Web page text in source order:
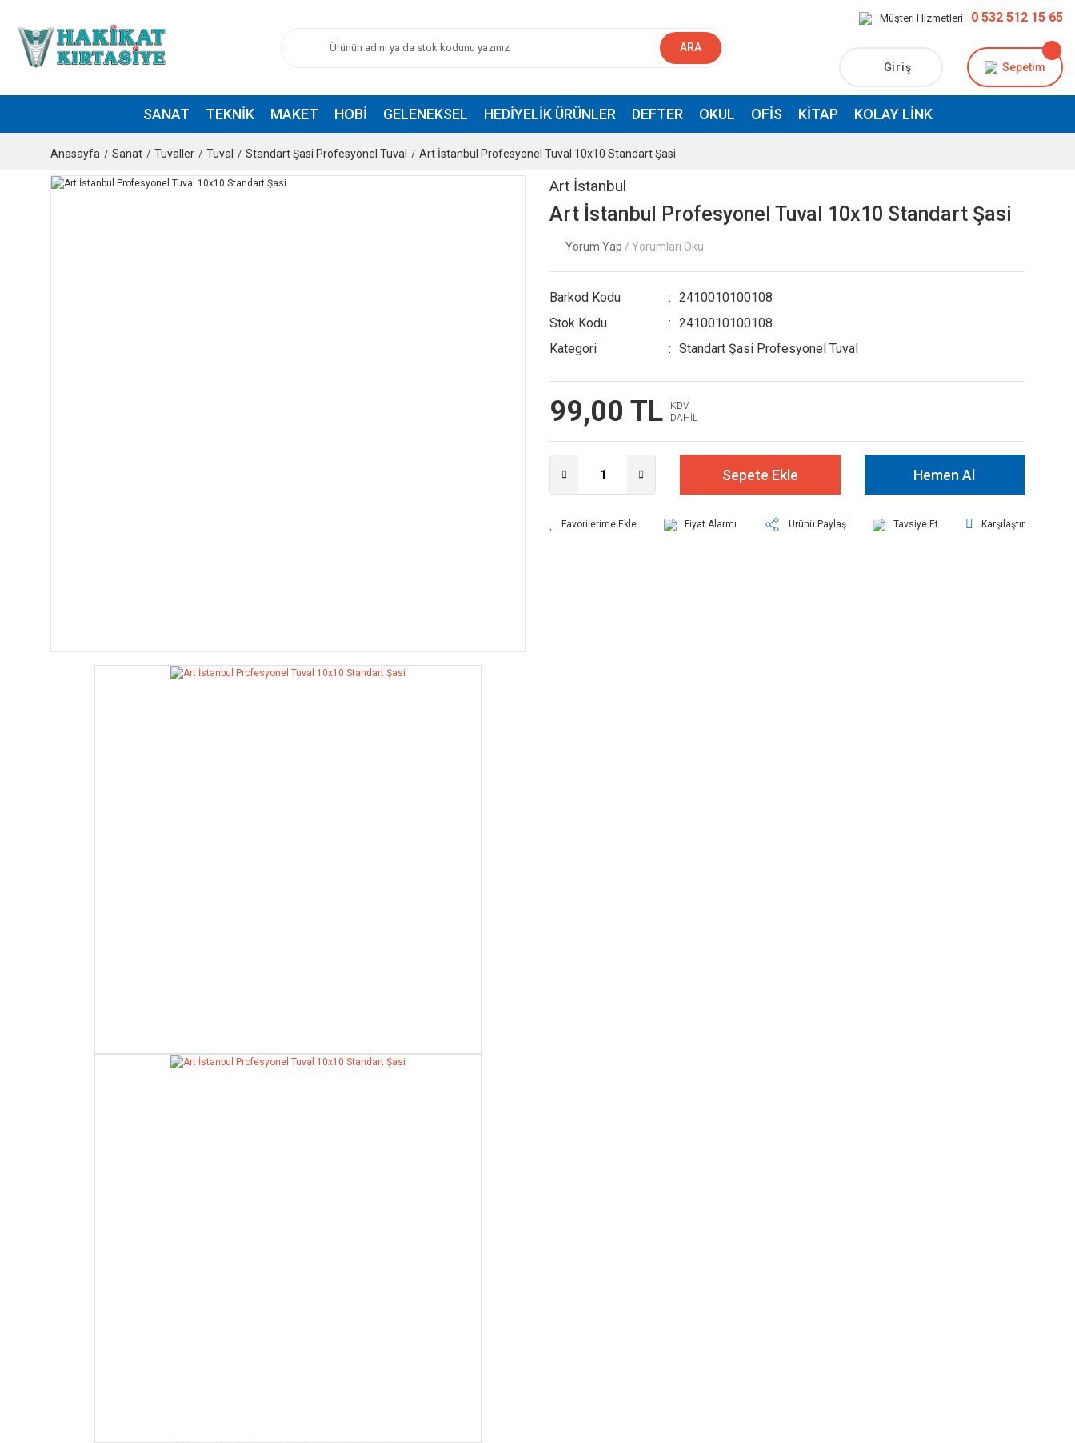
ARA
Müşteri Hizmetleri 0 532 512 15 65
Giriş Sepetim
SANAT TEKNIK MAKET HOBI GELENEKSEL HEDIYELIK ÜRÜNLER DEFTER OKUL OFIS KITAP KOLAY LINK
Anasayfa Sanat Tuvaller Tuval Standart Şasi Profesyonel Tuval Art İstanbul Profesyonel Tuval 10x10 Standart Şasi
Art İstanbul
Art İstanbul Profesyonel Tuval 10x10 Standart Şasi
Yorum Yap / Yorumları Oku
Barkod Kodu
2410010100108
Stok Kodu
2410010100108
Kategori
Standart Şasi Profesyonel Tuval
99,00 TL
KDV
DAHİL
Sepete Ekle Hemen Al
Fiyat Alarmı Ürünü Paylaş Tavsiye Et Karşılaştır